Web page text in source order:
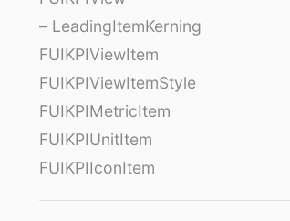
– LeadingItemKerning
FUIKPIViewItem
FUIKPIViewItemStyle
FUIKPIMetricItem
FUIKPIUnitItem
FUIKPIIconItem